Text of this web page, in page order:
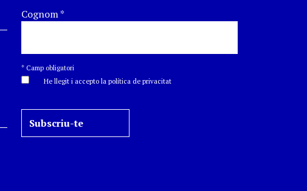
Cognom*
* Camp obligatori
He llegit i accepto la política de privacitat